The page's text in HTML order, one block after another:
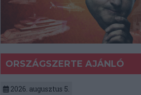
ORSZÁGSZERTE AJÁNLÓ
2026. augusztus 5.